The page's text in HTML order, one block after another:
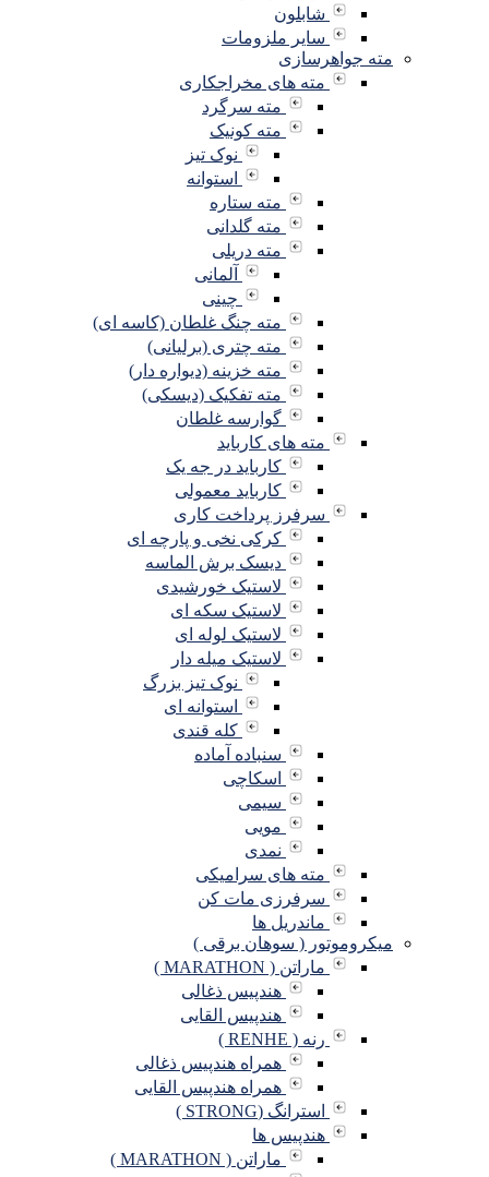
شابلون
سایر ملزومات
مته جواهرسازی
مته های مخراجکاری
مته سرگرد
مته کونیک
نوک تیز
استوانه
مته ستاره
مته گلدانی
مته دریلی
آلمانی
چینی
مته چنگ غلطان (کاسه ای)
مته چتری (برلیانی)
مته خزینه (دیواره دار)
مته تفکیک (دیسکی)
گوارسه غلطان
مته های کارباید
کارباید در جه یک
کارباید معمولی
سرفرز پرداخت کاری
کرکی نخی و پارچه ای
دیسک برش الماسه
لاستیک خورشیدی
لاستیک سکه ای
لاستیک لوله ای
لاستیک میله دار
نوک تیز بزرگ
استوانه ای
کله قندی
سنباده آماده
اسکاچی
سیمی
مویی
نمدی
مته های سرامیکی
سرفرزی مات کن
ماندریل ها
میکروموتور ( سوهان برقی )
ماراتن ( MARATHON )
هندپیس ذغالی
هندپیس القایی
رنه ( RENHE )
همراه هندپیس ذغالی
همراه هندپیس القایی
استرانگ (STRONG )
هندپیس ها
ماراتن ( MARATHON )